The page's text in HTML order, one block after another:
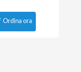
Ordina ora